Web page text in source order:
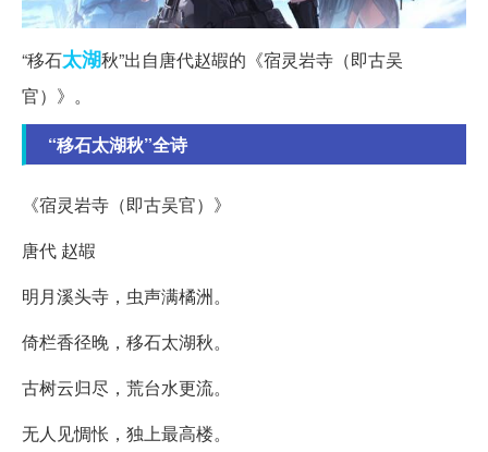
“移石太湖秋”出自唐代赵嘏的《宿灵岩寺（即古吴
官）》。
“移石太湖秋”全诗
《宿灵岩寺（即古吴官）》
唐代 赵嘏
明月溪头寺，虫声满橘洲。
倚栏香径晚，移石太湖秋。
古树云归尽，荒台水更流。
无人见惆怅，独上最高楼。